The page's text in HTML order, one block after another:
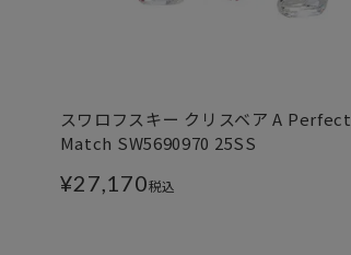
スワロフスキー クリスベア A Perfect
Match SW5690970 25SS
¥27,170税込